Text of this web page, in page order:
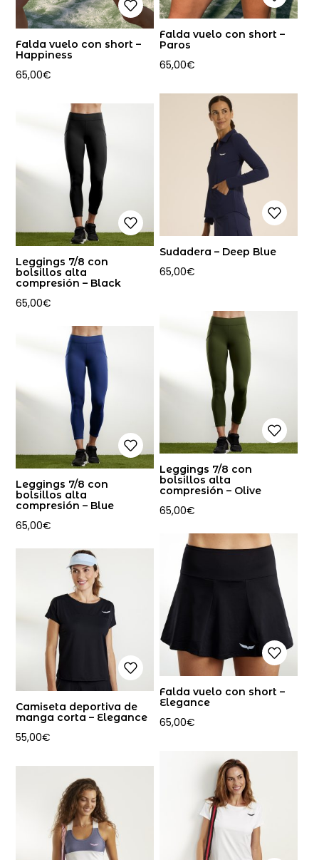
Falda vuelo con short –
Paros
65,00€
Falda vuelo con short –
Happiness
65,00€
Sudadera – Deep Blue
65,00€
Leggings 7/8 con
bolsillos alta
compresión – Black
65,00€
Leggings 7/8 con
bolsillos alta
compresión – Olive
65,00€
Leggings 7/8 con
bolsillos alta
compresión – Blue
65,00€
Falda vuelo con short –
Elegance
65,00€
Camiseta deportiva de
manga corta – Elegance
55,00€